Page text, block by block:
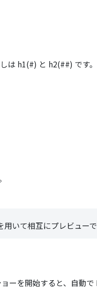
は h1(#) と h2(##) です。
いて相互にプレビューで
ーを開始すると、自動